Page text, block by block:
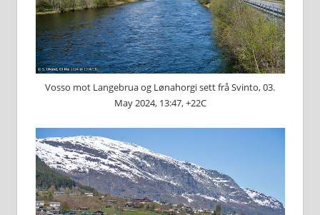
Vosso mot Langebrua og Lønahorgi sett frå Svinto, 03.
May 2024, 13:47, +22C